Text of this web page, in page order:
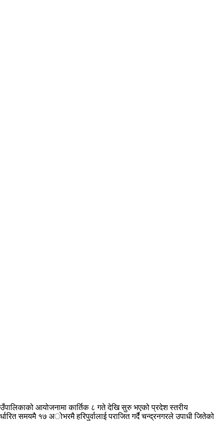
आयोजनामा कार्तिक ८ गते देखि सुरु भएको प्रदेश स्तरीय
समयमै १७ अोभरमै हरिपुर्वालाई पराजित गर्दै चन्द्रनगरले उपाधी जितेको